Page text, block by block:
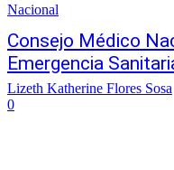
Nacional
Consejo Médico
Emergencia
Lizeth Katherine Flores Sosa
0